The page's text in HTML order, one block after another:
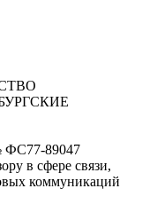
ФС77-89047
в сфере связи,
коммуникаций